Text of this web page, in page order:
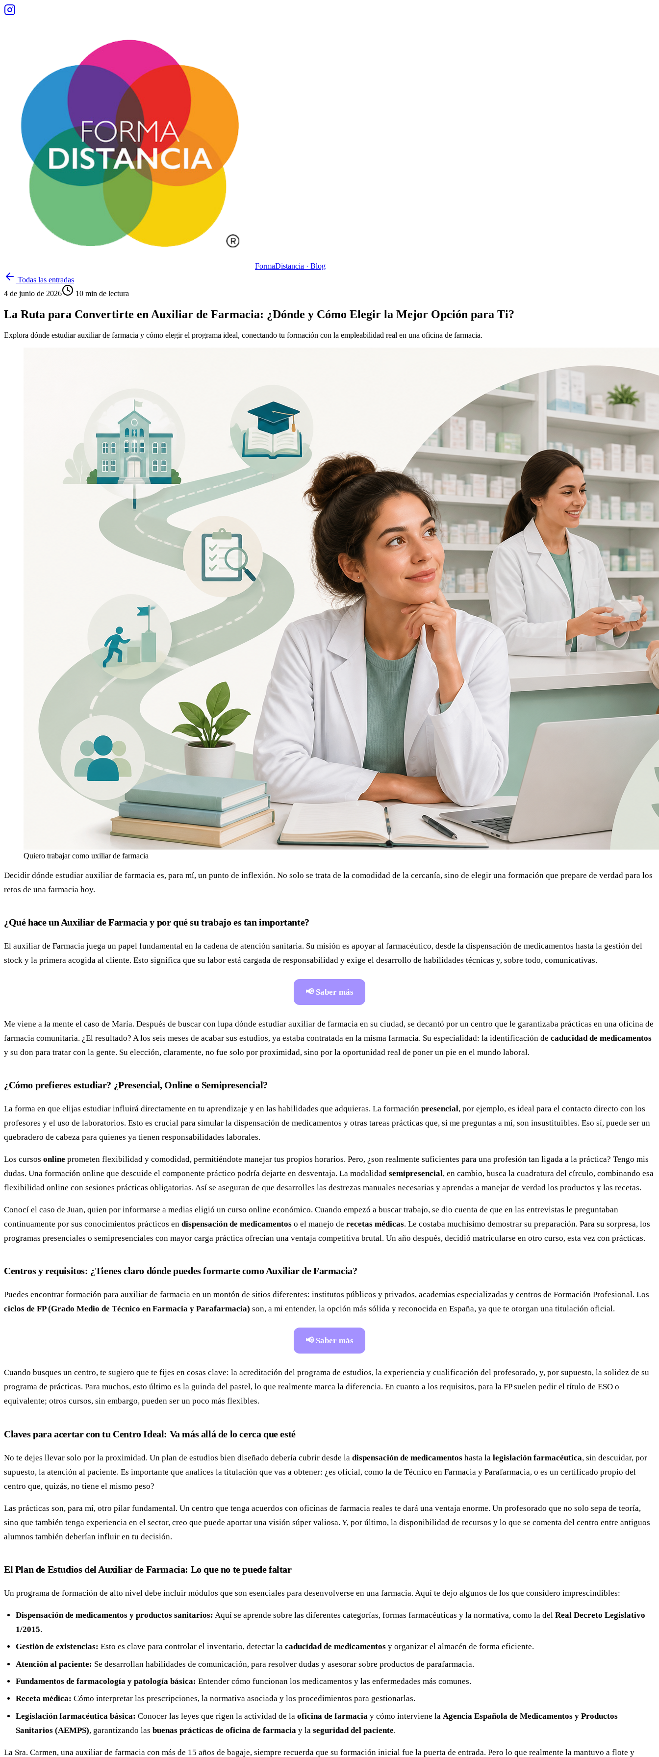
FormaDistancia · Blog
Todas las entradas
4 de junio de 2026
10 min de lectura
La Ruta para Convertirte en Auxiliar de Farmacia: ¿Dónde y Cómo Elegir la Mejor Opción para Ti?
Explora dónde estudiar auxiliar de farmacia y cómo elegir el programa ideal, conectando tu formación con la empleabilidad real en una oficina de farmacia.
Quiero trabajar como uxiliar de farmacia
Decidir dónde estudiar auxiliar de farmacia es, para mí, un punto de inflexión. No solo se trata de la comodidad de la cercanía, sino de elegir una formación que prepare de verdad para los
retos de una farmacia hoy.
¿Qué hace un Auxiliar de Farmacia y por qué su trabajo es tan importante?
El auxiliar de Farmacia juega un papel fundamental en la cadena de atención sanitaria. Su misión es apoyar al farmacéutico, desde la dispensación de medicamentos hasta la gestión del
stock y la primera acogida al cliente. Esto significa que su labor está cargada de responsabilidad y exige el desarrollo de habilidades técnicas y, sobre todo, comunicativas.
📢 Saber más
Me viene a la mente el caso de María. Después de buscar con lupa dónde estudiar auxiliar de farmacia en su ciudad, se decantó por un centro que le garantizaba prácticas en una oficina de
farmacia comunitaria. ¿El resultado? A los seis meses de acabar sus estudios, ya estaba contratada en la misma farmacia. Su especialidad: la identificación de caducidad de medicamentos
y su don para tratar con la gente. Su elección, claramente, no fue solo por proximidad, sino por la oportunidad real de poner un pie en el mundo laboral.
¿Cómo prefieres estudiar? ¿Presencial, Online o Semipresencial?
La forma en que elijas estudiar influirá directamente en tu aprendizaje y en las habilidades que adquieras. La formación presencial, por ejemplo, es ideal para el contacto directo con los
profesores y el uso de laboratorios. Esto es crucial para simular la dispensación de medicamentos y otras tareas prácticas que, si me preguntas a mí, son insustituibles. Eso sí, puede ser un
quebradero de cabeza para quienes ya tienen responsabilidades laborales.
Los cursos online prometen flexibilidad y comodidad, permitiéndote manejar tus propios horarios. Pero, ¿son realmente suficientes para una profesión tan ligada a la práctica? Tengo mis
dudas. Una formación online que descuide el componente práctico podría dejarte en desventaja. La modalidad semipresencial, en cambio, busca la cuadratura del círculo, combinando esa
flexibilidad online con sesiones prácticas obligatorias. Así se aseguran de que desarrolles las destrezas manuales necesarias y aprendas a manejar de verdad los productos y las recetas.
Conocí el caso de Juan, quien por informarse a medias eligió un curso online económico. Cuando empezó a buscar trabajo, se dio cuenta de que en las entrevistas le preguntaban
continuamente por sus conocimientos prácticos en dispensación de medicamentos o el manejo de recetas médicas. Le costaba muchísimo demostrar su preparación. Para su sorpresa, los
programas presenciales o semipresenciales con mayor carga práctica ofrecían una ventaja competitiva brutal. Un año después, decidió matricularse en otro curso, esta vez con prácticas.
Centros y requisitos: ¿Tienes claro dónde puedes formarte como Auxiliar de Farmacia?
Puedes encontrar formación para auxiliar de farmacia en un montón de sitios diferentes: institutos públicos y privados, academias especializadas y centros de Formación Profesional. Los
ciclos de FP (Grado Medio de Técnico en Farmacia y Parafarmacia) son, a mi entender, la opción más sólida y reconocida en España, ya que te otorgan una titulación oficial.
📢 Saber más
Cuando busques un centro, te sugiero que te fijes en cosas clave: la acreditación del programa de estudios, la experiencia y cualificación del profesorado, y, por supuesto, la solidez de su
programa de prácticas. Para muchos, esto último es la guinda del pastel, lo que realmente marca la diferencia. En cuanto a los requisitos, para la FP suelen pedir el título de ESO o
equivalente; otros cursos, sin embargo, pueden ser un poco más flexibles.
Claves para acertar con tu Centro Ideal: Va más allá de lo cerca que esté
No te dejes llevar solo por la proximidad. Un plan de estudios bien diseñado debería cubrir desde la dispensación de medicamentos hasta la legislación farmacéutica, sin descuidar, por
supuesto, la atención al paciente. Es importante que analices la titulación que vas a obtener: ¿es oficial, como la de Técnico en Farmacia y Parafarmacia, o es un certificado propio del
centro que, quizás, no tiene el mismo peso?
Las prácticas son, para mí, otro pilar fundamental. Un centro que tenga acuerdos con oficinas de farmacia reales te dará una ventaja enorme. Un profesorado que no solo sepa de teoría,
sino que también tenga experiencia en el sector, creo que puede aportar una visión súper valiosa. Y, por último, la disponibilidad de recursos y lo que se comenta del centro entre antiguos
alumnos también deberían influir en tu decisión.
El Plan de Estudios del Auxiliar de Farmacia: Lo que no te puede faltar
Un programa de formación de alto nivel debe incluir módulos que son esenciales para desenvolverse en una farmacia. Aquí te dejo algunos de los que considero imprescindibles:
Dispensación de medicamentos y productos sanitarios: Aquí se aprende sobre las diferentes categorías, formas farmacéuticas y la normativa, como la del Real Decreto Legislativo
1/2015.
Gestión de existencias: Esto es clave para controlar el inventario, detectar la caducidad de medicamentos y organizar el almacén de forma eficiente.
Atención al paciente: Se desarrollan habilidades de comunicación, para resolver dudas y asesorar sobre productos de parafarmacia.
Fundamentos de farmacología y patología básica: Entender cómo funcionan los medicamentos y las enfermedades más comunes.
Receta médica: Cómo interpretar las prescripciones, la normativa asociada y los procedimientos para gestionarlas.
Legislación farmacéutica básica: Conocer las leyes que rigen la actividad de la oficina de farmacia y cómo interviene la Agencia Española de Medicamentos y Productos
Sanitarios (AEMPS), garantizando las buenas prácticas de oficina de farmacia y la seguridad del paciente.
La Sra. Carmen, una auxiliar de farmacia con más de 15 años de bagaje, siempre recuerda que su formación inicial fue la puerta de entrada. Pero lo que realmente la mantuvo a flote y